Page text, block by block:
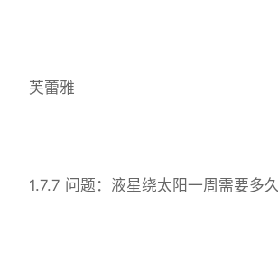
芙蕾雅
1.7.7 问题：液星绕太阳一周需要多久